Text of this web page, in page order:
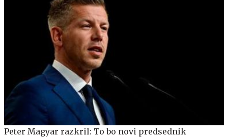
Peter Magyar razkril: To bo novi predsednik